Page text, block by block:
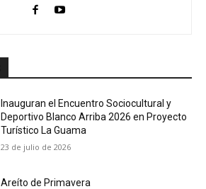
Inauguran el Encuentro Sociocultural y
Deportivo Blanco Arriba 2026 en Proyecto
Turístico La Guama
23 de julio de 2026
Areíto de Primavera